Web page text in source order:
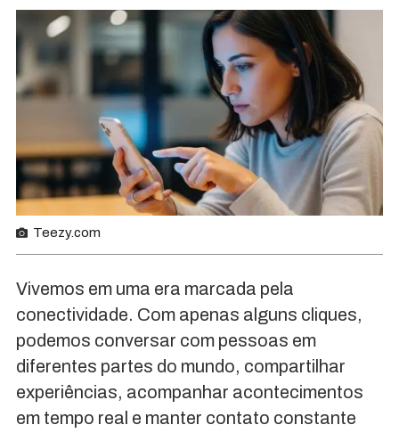
Teezy.com
Vivemos em uma era marcada pela
conectividade. Com apenas alguns cliques,
podemos conversar com pessoas em
diferentes partes do mundo, compartilhar
experiências, acompanhar acontecimentos
em tempo real e manter contato constante